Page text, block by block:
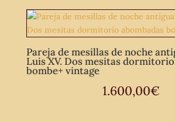
Pareja de mesillas de noche
Luis XV. Dos mesitas
bombe+ vintage
1.600,00€